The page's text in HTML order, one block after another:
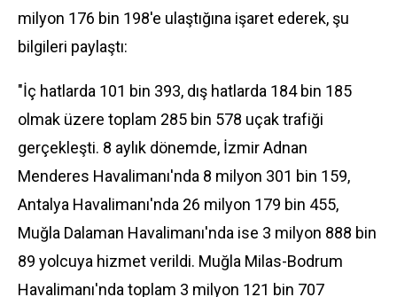
milyon 176 bin 198'e ulaştığına işaret ederek, şu
bilgileri paylaştı:
"İç hatlarda 101 bin 393, dış hatlarda 184 bin 185
olmak üzere toplam 285 bin 578 uçak trafiği
gerçekleşti. 8 aylık dönemde, İzmirAdnan
Menderes Havalimanı'nda 8 milyon 301 bin 159,
Antalya Havalimanı'nda 26 milyon 179 bin 455,
Muğla Dalaman Havalimanı'nda ise 3 milyon 888 bin
89 yolcuya hizmet verildi. Muğla Milas-Bodrum
Havalimanı'nda toplam 3 milyon 121 bin 707